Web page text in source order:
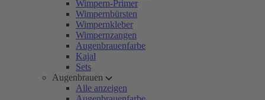
Wimpern-Primer
Wimpernbürsten
Wimpernkleber
Wimpernzangen
Augenbrauenfarbe
Kajal
Sets
Augenbrauen
Alle anzeigen